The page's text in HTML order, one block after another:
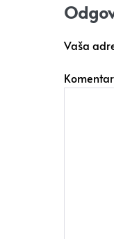
Vaša
Komentar